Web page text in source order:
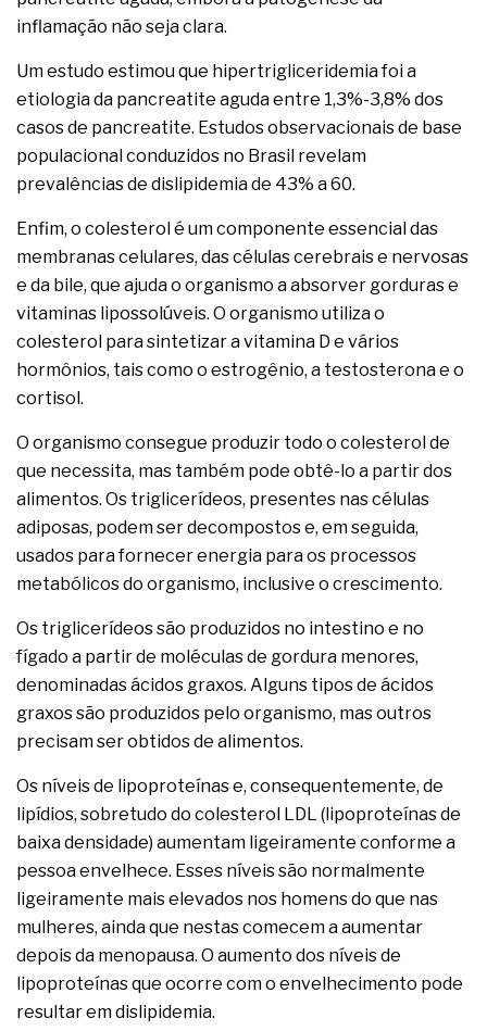
inflamação não seja clara.
Um estudo estimou que hipertrigliceridemia foi a
etiologia da pancreatite aguda entre 1,3%-3,8% dos
casos de pancreatite. Estudos observacionais de base
populacional conduzidos no Brasil revelam
prevalências de dislipidemia de 43% a 60.
Enfim, o colesterol é um componente essencial das
membranas celulares, das células cerebrais e nervosas
e da bile, que ajuda o organismo a absorver gorduras e
vitaminas lipossolúveis. O organismo utiliza o
colesterol para sintetizar a vitamina D e vários
hormônios, tais como o estrogênio, a testosterona e o
cortisol.
O organismo consegue produzir todo o colesterol de
que necessita, mas também pode obtê-lo a partir dos
alimentos. Os triglicerídeos, presentes nas células
adiposas, podem ser decompostos e, em seguida,
usados para fornecer energia para os processos
metabólicos do organismo, inclusive o crescimento.
Os triglicerídeos são produzidos no intestino e no
fígado a partir de moléculas de gordura menores,
denominadas ácidos graxos. Alguns tipos de ácidos
graxos são produzidos pelo organismo, mas outros
precisam ser obtidos de alimentos.
Os níveis de lipoproteínas e, consequentemente, de
lipídios, sobretudo do colesterol LDL (lipoproteínas de
baixa densidade) aumentam ligeiramente conforme a
pessoa envelhece. Esses níveis são normalmente
ligeiramente mais elevados nos homens do que nas
mulheres, ainda que nestas comecem a aumentar
depois da menopausa. O aumento dos níveis de
lipoproteínas que ocorre com o envelhecimento pode
resultar em dislipidemia.